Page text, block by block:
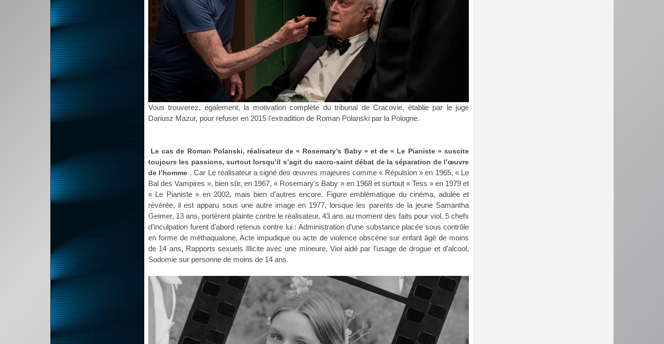
Vous trouverez, également, la motivation complète du tribunal de Cracovie, établie par le juge
Dariusz Mazur, pour refuser en 2015 l'extradition de Roman Polanski par la Pologne.
Le cas de Roman Polanski, réalisateur de « Rosemary’s Baby » et de « Le Pianiste » suscite
toujours les passions, surtout lorsqu’il s’agit du sacro-saint débat de la séparation de l’œuvre
de l’homme . Car Le réalisateur a signé des œuvres majeures comme « Répulsion » en 1965, « Le
Bal des Vampires », bien sûr, en 1967, « Rosemary’s Baby » en 1968 et surtout « Tess » en 1979 et
« Le Pianiste » en 2002, mais bien d’autres encore. Figure emblématique du cinéma, adulée et
révérée, il est apparu sous une autre image en 1977, lorsque les parents de la jeune Samantha
Geimer, 13 ans, portèrent plainte contre le réalisateur, 43 ans au moment des faits pour viol. 5 chefs
d’inculpation furent d’abord retenus contre lui : Administration d’une substance placée sous contrôle
en forme de méthaqualone, Acte impudique ou acte de violence obscène sur enfant âgé de moins
de 14 ans, Rapports sexuels Illicite avec une mineure, Viol aidé par l’usage de drogue et d’alcool,
Sodomie sur personne de moins de 14 ans.